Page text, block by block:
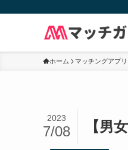
ホーム マッチングアプリ
【男
2023
7/08